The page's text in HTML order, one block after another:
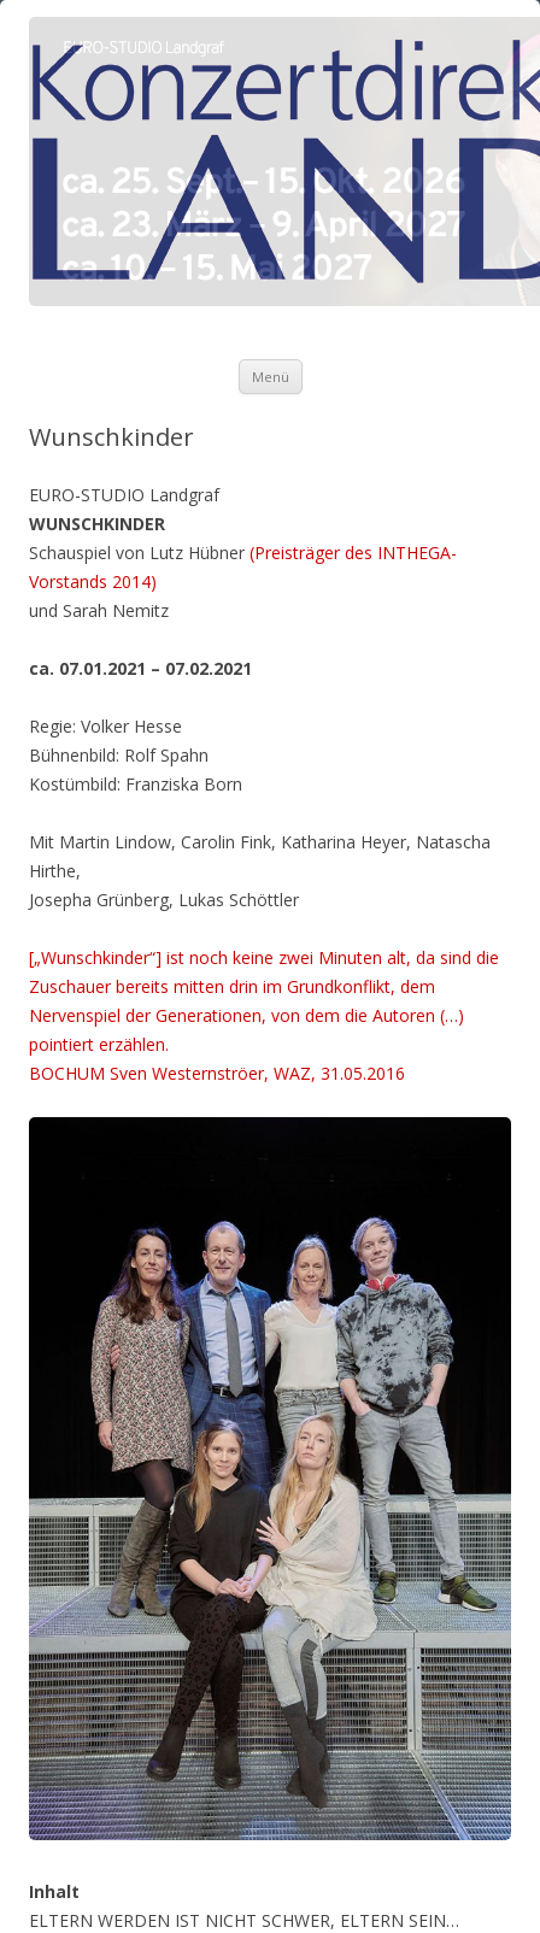
Menü
Wunschkinder
EURO-STUDIO Landgraf
WUNSCHKINDER
Schauspiel von Lutz Hübner (Preisträger des INTHEGA-
Vorstands 2014)
und Sarah Nemitz
ca. 07.01.2021 – 07.02.2021
Regie: Volker Hesse
Bühnenbild: Rolf Spahn
Kostümbild: Franziska Born
Mit Martin Lindow, Carolin Fink, Katharina Heyer, Natascha
Hirthe,
Josepha Grünberg, Lukas Schöttler
[„Wunschkinder“] ist noch keine zwei Minuten alt, da sind die
Zuschauer bereits mitten drin im Grundkonflikt, dem
Nervenspiel der Generationen, von dem die Autoren (…)
pointiert erzählen.
BOCHUM Sven Westernströer, WAZ, 31.05.2016
Inhalt
ELTERN WERDEN IST NICHT SCHWER, ELTERN SEIN…